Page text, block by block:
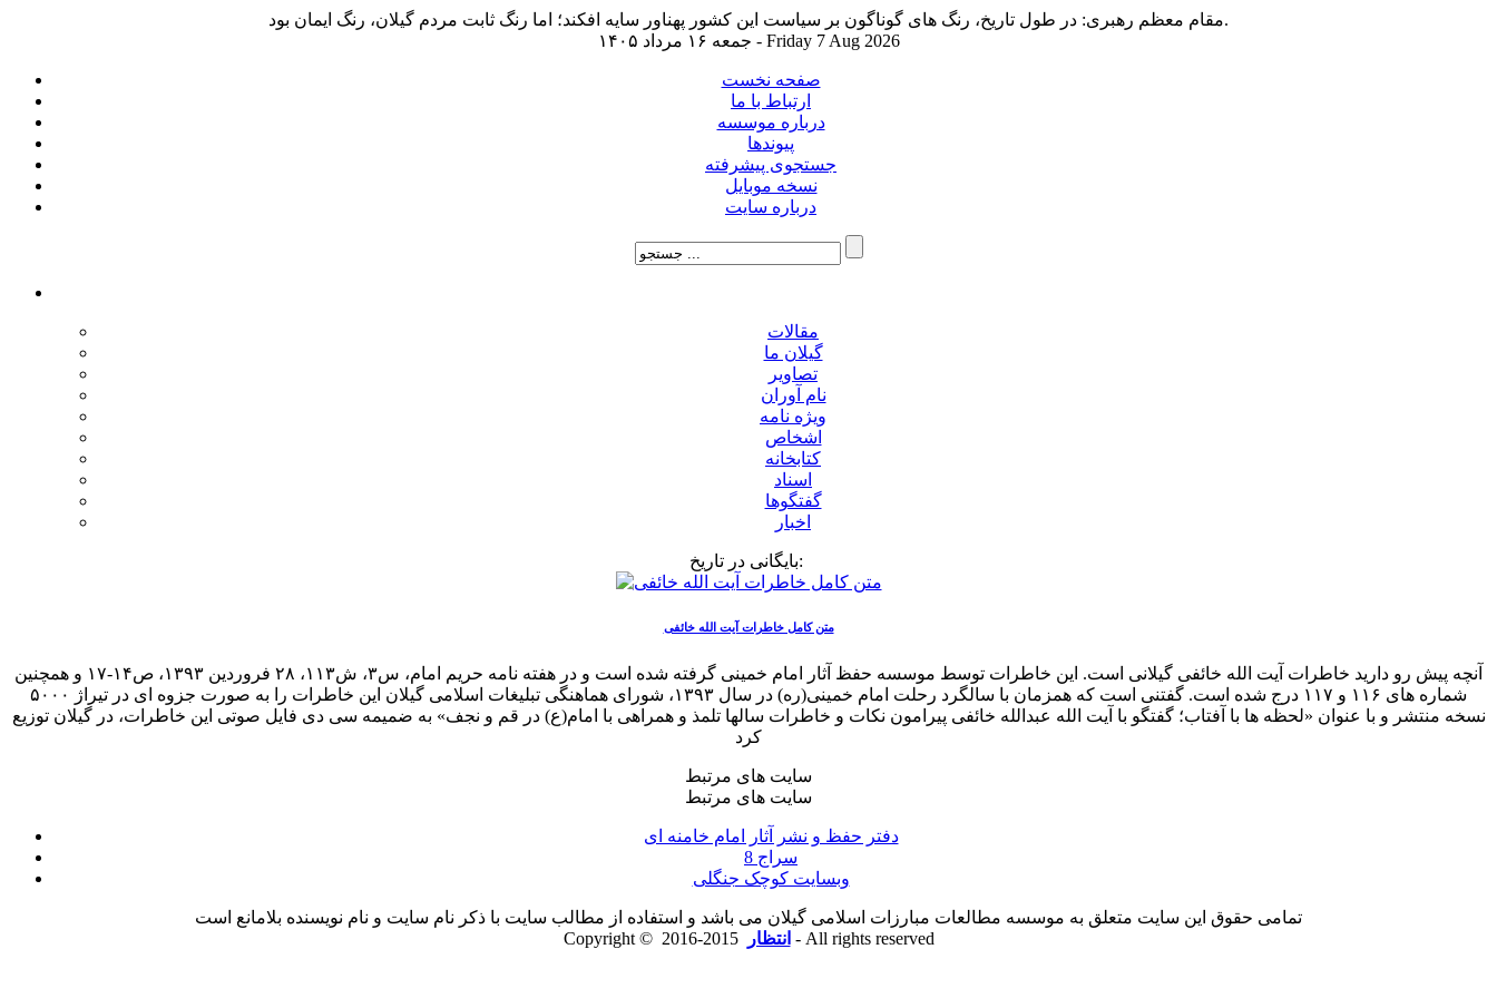
مقام معظم رهبری: در طول تاریخ، رنگ های گوناگون بر سیاست این کشور پهناور سایه افکند؛ اما رنگ ثابت مردم گیلان، رنگ ایمان بود.
جمعه ۱۶ مرداد ۱۴۰۵ - Friday 7 Aug 2026
صفحه نخست
ارتباط با ما
درباره موسسه
پیوندها
جستجوی پیشرفته
نسخه موبایل
درباره سایت
مقالات
گیلان ما
تصاویر
نام آوران
ویژه نامه
اشخاص
کتابخانه
اسناد
گفتگوها
اخبار
بایگانی در تاریخ:
متن کامل خاطرات آیت الله خائفی
آنچه پیش رو دارید خاطرات آیت الله خائفی گیلانی است. این خاطرات توسط موسسه حفظ آثار امام خمینی گرفته شده است و در هفته نامه حریم امام، س۳، ش۱۱۳، ۲۸ فروردین ۱۳۹۳، ص۱۴-۱۷ و همچنین
شماره های ۱۱۶ و ۱۱۷ درج شده است. گفتنی است که همزمان با سالگرد رحلت امام خمینی(ره) در سال ۱۳۹۳، شورای هماهنگی تبلیغات اسلامی گیلان این خاطرات را به صورت جزوه ای در تیراژ ۵۰۰۰
نسخه منتشر و با عنوان «لحظه ها با آفتاب؛ گفتگو با آیت الله عبدالله خائفی پیرامون نکات و خاطرات سالها تلمذ و همراهی با امام(ع) در قم و نجف» به ضمیمه سی دی فایل صوتی این خاطرات، در گیلان توزیع
کرد
سایت های مرتبط
سایت های مرتبط
دفتر حفظ و نشر آثار امام خامنه ای
سراج 8
وبسایت کوچک جنگلی
تمامی حقوق این سایت متعلق به موسسه مطالعات مبارزات اسلامی گیلان می باشد و استفاده از مطالب سایت با ذکر نام سایت و نام نویسنده بلامانع است
Copyright ©
انتظار 2015-2016 - All rights reserved